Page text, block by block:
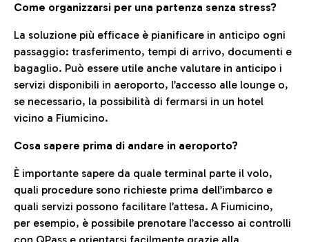
Come organizzarsi per una partenza senza stress?
La soluzione più efficace è pianificare in anticipo ogni
passaggio: trasferimento, tempi di arrivo, documenti e
bagaglio. Può essere utile anche valutare in anticipo i
servizi disponibili in aeroporto, l’accesso alle lounge o,
se necessario, la possibilità di fermarsi in un hotel
vicino a Fiumicino.
Cosa sapere prima di andare in aeroporto?
È importante sapere da quale terminal parte il volo,
quali procedure sono richieste prima dell’imbarco e
quali servizi possono facilitare l’attesa. A Fiumicino,
per esempio, è possibile prenotare l’accesso ai controlli